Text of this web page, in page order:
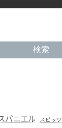
検索
パニエル スピッツ